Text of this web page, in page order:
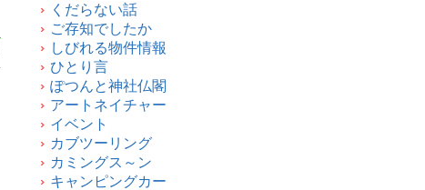
くだらない話
ご存知でしたか
しびれる物件情報
ひとり言
ぽつんと神社仏閣
アートネイチャー
イベント
カブツーリング
カミングス～ン
キャンピングカー